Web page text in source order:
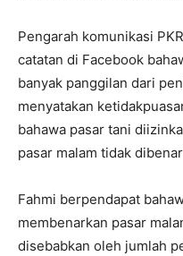
Pengarah komunikasi
catatan di Facebook
banyak panggilan dari
menyatakan
bahawa pasar tani
pasar malam tidak
Fahmi berpendapat
membenarkan pasar
disebabkan oleh jumlah